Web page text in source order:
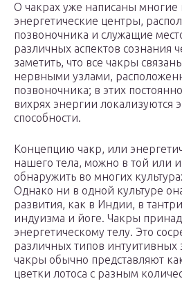
О чакрах уже написаны многие
энергетические центры,
позвоночника и служащие
различных аспектов сознания
заметить, что все чакры
нервными узлами,
позвоночника; в этих
вихрях энергии локализуются
способности.
Концепцию чакр, или
нашего тела, можно в той или
обнаружить во многих
Однако ни в одной культуре
развития, как в Индии, в
индуизма и йоге. Чакры
энергетическому телу. Это
различных типов
чакры обычно представляют
цветки лотоса с разным